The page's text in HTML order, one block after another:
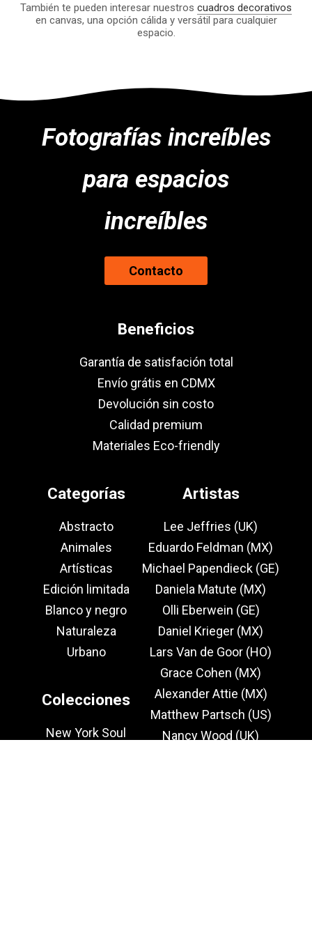
También te pueden interesar nuestros cuadros decorativos
en canvas, una opción cálida y versátil para cualquier
espacio.
Fotografías increíbles
para espacios
increíbles
Contacto
Beneficios
Garantía de satisfación total
Envío grátis en CDMX
Devolución sin costo
Calidad premium
Materiales Eco-friendly
Categorías
Abstracto
Animales
Artísticas
Edición limitada
Blanco y negro
Naturaleza
Urbano
Colecciones
New York Soul
Artistas
Lee Jeffries (UK)
Eduardo Feldman (MX)
Michael Papendieck (GE)
Daniela Matute (MX)
Olli Eberwein (GE)
Daniel Krieger (MX)
Lars Van de Goor (HO)
Grace Cohen (MX)
Alexander Attie (MX)
Matthew Partsch (US)
Nancy Wood (UK)